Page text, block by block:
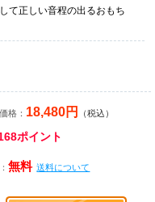
て正しい音程の出るおもち
格： 18,480円 （税込）
ポイント
無料 送料について